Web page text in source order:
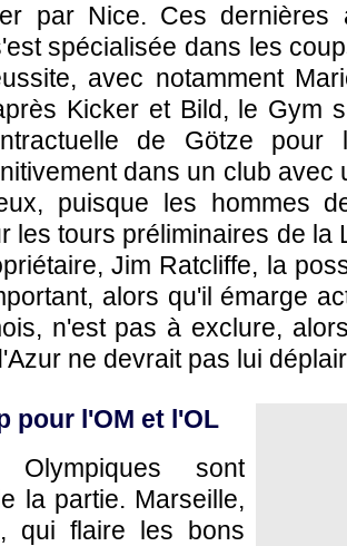
par Nice. Ces dernières
spécialisée dans les
avec notamment
Kicker et Bild, le Gym
de Götze
dans un club avec
puisque les hommes
les tours préliminaires de la
Jim Ratcliffe, la
alors qu'il émarge
n'est pas à exclure,
ne devrait pas lui
pour l'OM et l'OL
sont
la partie. Marseille,
qui flaire les bons